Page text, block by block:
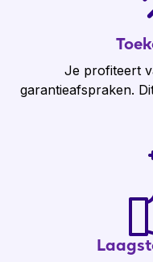
Je profiteert
garantieafspraken.